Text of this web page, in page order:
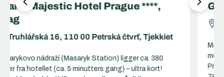
Grandior Hotel Prague *****, Prag
meter fra hotellet (ca. 4-5 minutters gang) – ultra kort!
Praha hlavní nádraží (Prags hovedbanegård) ligger ca.